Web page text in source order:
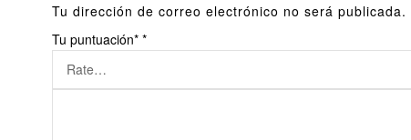
Tu dirección de correo electrónico no será publicada.
Tu puntuación* *